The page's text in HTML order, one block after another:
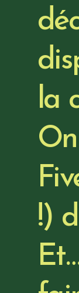
la
!)